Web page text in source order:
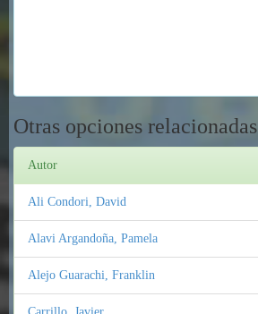
Otras opciones relacionadas
Autor
Ali Condori, David
Alavi Argandoña, Pamela
Alejo Guarachi, Franklin